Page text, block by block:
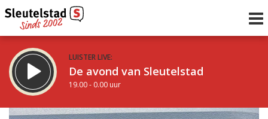
LUISTER LIVE:
De avond van Sleutelstad
19.00 - 0.00 uur
STRAKS: